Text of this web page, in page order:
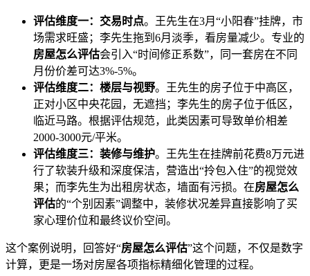
评估维度一：交易时点。王先生在3月“小阳春”挂牌，市
场需求旺盛；李先生拖到6月淡季，看房量减少。专业的
房屋怎么评估会引入“时间修正系数”，同一套房在不同
月份价差可达3%-5%。
评估维度二：楼层与视野。王先生的房子位于中高区，
正对小区中央花园，无遮挡；李先生的房子位于低区，
临近马路。根据评估规范，此类因素可导致单价相差
2000-3000元/平米。
评估维度三：装修与维护。王先生在挂牌前花费8万元进
行了软装升级和深度保洁，营造出“拎包入住”的视觉效
果；而李先生为出租房状态，墙面有污损。在房屋怎么
评估的“个别因素”调整中，装修状况差异直接影响了买
家心理价位和最终议价空间。
这个案例说明，回答好“房屋怎么评估”这个问题，不仅是数字
计算，更是一场对房屋各项指标精细化管理的过程。